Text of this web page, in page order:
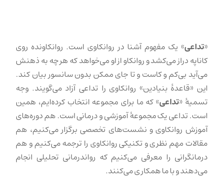
«تداعی» یک مفهوم آشنا در روانکاوی است. روانکاونده روی
کاناپه دراز می‌کشد و روانکاو از او می‌خواهد که هر چه به ذهنش
می‌آید بی‌کم و کاست و تا جای ممکن بدون سانسور بیان کند.
این «قاعدهٔ بنیادین» روانکاوی را تداعی آزاد می‌گویند. وجه
تسمیهٔ «تداعی» که ما برای مجموعه انتخاب کرده‌ایم، همین
است. تداعی یک مجموعهٔ آموزشی و درمانی است. هم دوره‌های
آموزش روانکاوی و نشست‌های تخصصی برگزار می‌کنیم، هم
مقالات مهم نظری و تکنیکی روانکاوی را ترجمه می‌کنیم و هم
درمانگرانی را معرفی می‌کنیم که رواندرمانی تحلیلی انجام
می‌دهند و با ما همکاری می‌کنند.